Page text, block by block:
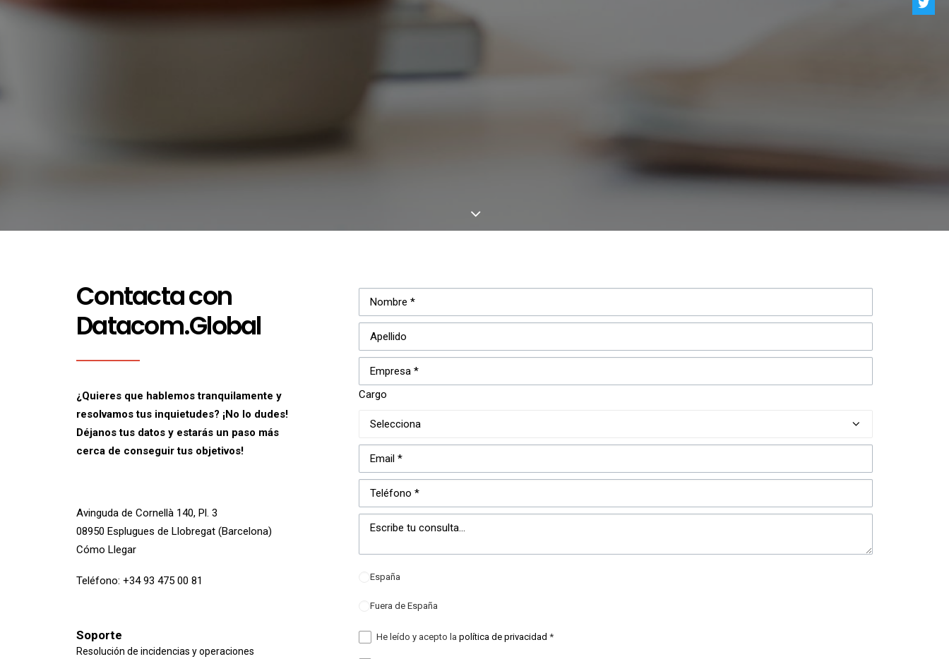
Contacta con
Datacom.Global
¿Quieres que hablemos tranquilamente y
resolvamos tus inquietudes? ¡No lo dudes!
Déjanos tus datos y estarás un paso más
cerca de conseguir tus objetivos!
Avinguda de Cornellà 140, Pl. 3
08950 Esplugues de Llobregat (Barcelona)
Cómo Llegar
Teléfono: +34 93 475 00 81
Soporte
Resolución de incidencias y operaciones
Cargo
España
Fuera de España
He leído y acepto la política de privacidad *